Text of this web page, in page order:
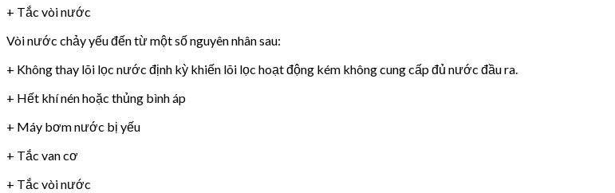
+ Tắc vòi nước
Vòi nước chảy yếu đến từ một số nguyên nhân sau:
+ Không thay lõi lọc nước định kỳ khiến lõi lọc hoạt động kém không cung cấp đủ nước đầu ra.
+ Hết khí nén hoặc thủng bình áp
+ Máy bơm nước bị yếu
+ Tắc van cơ
+ Tắc vòi nước